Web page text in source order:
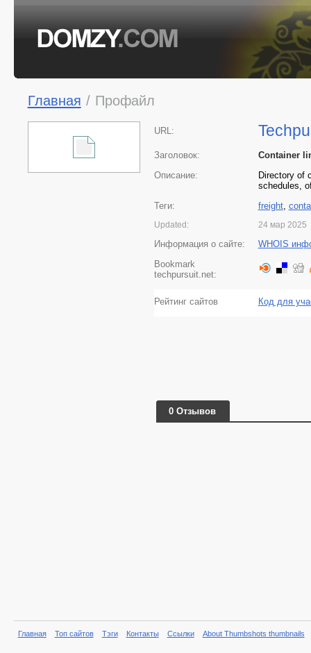
Главная / Профайл
URL:
Заголовок:
Container
Описание:
Directory of
schedules,
Теги:
freight,
Updated: 24 мар 2025
Информация о сайте:
WHOIS
Bookmark
techpursuit.net:
Рейтинг сайтов Код для
0 Отзывов
Главная Топ сайтов Тэги Контакты Ссылки About Thumbshots thumbnails